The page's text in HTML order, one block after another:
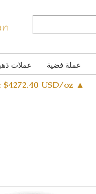
عملات عملة فضية
$4272.40 USD/oz ▲